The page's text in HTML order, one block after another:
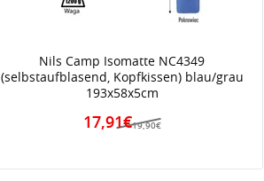
Nils Camp Isomatte NC4349
(selbstaufblasend, Kopfkissen) blau/grau
193x58x5cm
19,90€
17,91€